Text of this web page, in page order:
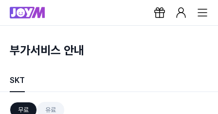
부가서비스 안내
SKT
무료 유료